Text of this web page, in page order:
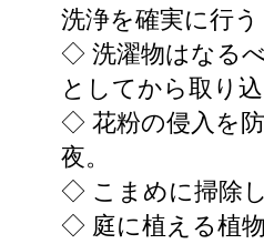
洗浄を確実に行
◇ 洗濯物はなる
としてから取り
◇ 花粉の侵入を
夜。
◇ こまめに掃除
◇ 庭に植える植